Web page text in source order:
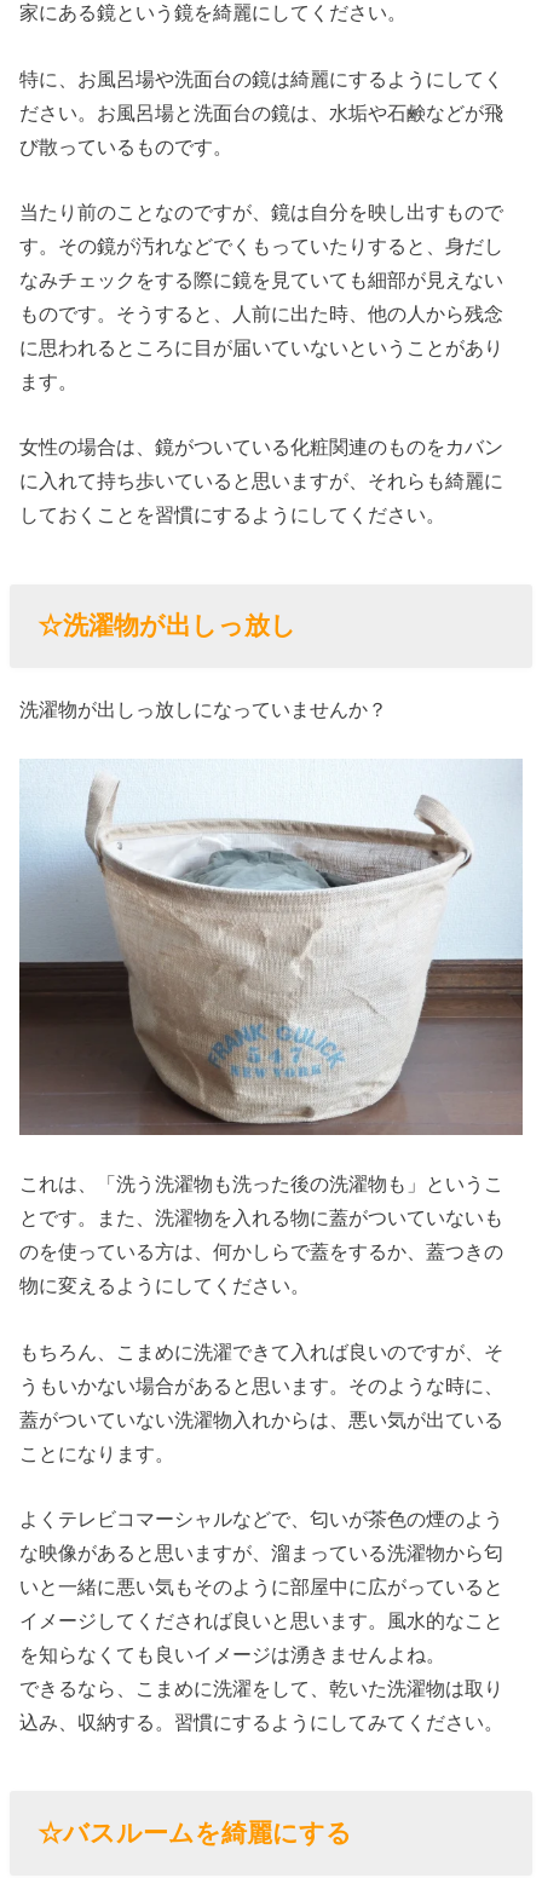
家にある鏡という鏡を綺麗にしてください。
特に、お風呂場や洗面台の鏡は綺麗にするようにしてく
ださい。お風呂場と洗面台の鏡は、水垢や石鹸などが飛
び散っているものです。
当たり前のことなのですが、鏡は自分を映し出すもので
す。その鏡が汚れなどでくもっていたりすると、身だし
なみチェックをする際に鏡を見ていても細部が見えない
ものです。そうすると、人前に出た時、他の人から残念
に思われるところに目が届いていないということがあり
ます。
女性の場合は、鏡がついている化粧関連のものをカバン
に入れて持ち歩いていると思いますが、それらも綺麗に
しておくことを習慣にするようにしてください。
☆洗濯物が出しっ放し
洗濯物が出しっ放しになっていませんか？
これは、「洗う洗濯物も洗った後の洗濯物も」というこ
とです。また、洗濯物を入れる物に蓋がついていないも
のを使っている方は、何かしらで蓋をするか、蓋つきの
物に変えるようにしてください。
もちろん、こまめに洗濯できて入れば良いのですが、そ
うもいかない場合があると思います。そのような時に、
蓋がついていない洗濯物入れからは、悪い気が出ている
ことになります。
よくテレビコマーシャルなどで、匂いが茶色の煙のよう
な映像があると思いますが、溜まっている洗濯物から匂
いと一緒に悪い気もそのように部屋中に広がっていると
イメージしてくだされば良いと思います。風水的なこと
を知らなくても良いイメージは湧きませんよね。
できるなら、こまめに洗濯をして、乾いた洗濯物は取り
込み、収納する。習慣にするようにしてみてください。
☆バスルームを綺麗にする